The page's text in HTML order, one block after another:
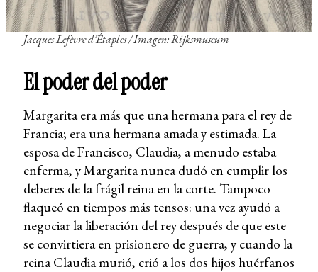
Jacques Lefèvre d’Étaples / Imagen: Rijksmuseum
El poder del poder
Margarita era más que una hermana para el rey de
Francia; era una hermana amada y estimada. La
esposa de Francisco, Claudia, a menudo estaba
enferma, y Margarita nunca dudó en cumplir los
deberes de la frágil reina en la corte. Tampoco
flaqueó en tiempos más tensos: una vez ayudó a
negociar la liberación del rey después de que este
se convirtiera en prisionero de guerra, y cuando la
reina Claudia murió, crió a los dos hijos huérfanos